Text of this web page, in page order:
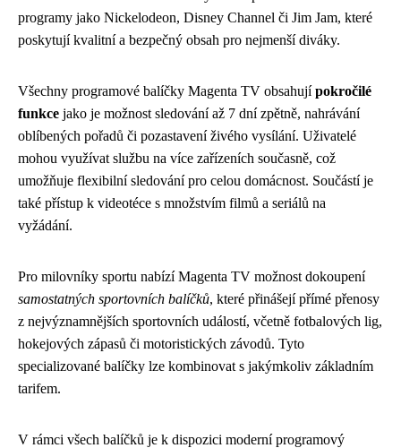
programy jako Nickelodeon, Disney Channel či Jim Jam, které
poskytují kvalitní a bezpečný obsah pro nejmenší diváky.
Všechny programové balíčky Magenta TV obsahujípokročilé
funkce jako je možnost sledování až 7 dní zpětně, nahrávání
oblíbených pořadů či pozastavení živého vysílání. Uživatelé
mohou využívat službu na více zařízeních současně, což
umožňuje flexibilní sledování pro celou domácnost. Součástí je
také přístup k videotéce s množstvím filmů a seriálů na
vyžádání.
Pro milovníky sportu nabízí Magenta TV možnost dokoupení
samostatných sportovních balíčků, které přinášejí přímé přenosy
z nejvýznamnějších sportovních událostí, včetně fotbalových lig,
hokejových zápasů či motoristických závodů. Tyto
specializované balíčky lze kombinovat s jakýmkoliv základním
tarifem.
V rámci všech balíčků je k dispozici moderní programový